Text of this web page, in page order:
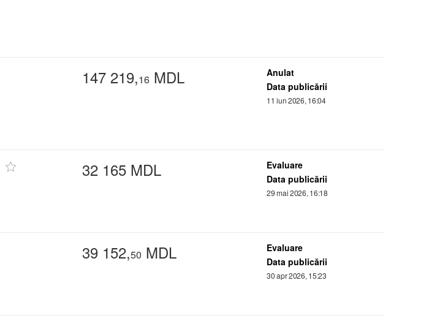
147 219,16MDL
Anulat
Data publicării
11 iun 2026, 16:04
32 165 MDL
Evaluare
Data publicării
29 mai 2026, 16:18
39 152,50 MDL
Evaluare
Data publicării
30 apr 2026, 15:23